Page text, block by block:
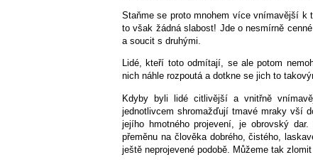
Staňme se proto mnohem více vnímavější
to však žádná slabost! Jde o nesmírně
a soucit s druhými.
Lidé, kteří toto odmítají, se ale potom
nich náhle rozpoutá a dotkne se jich to
Kdyby byli lidé citlivější a vnitřně
jednotlivcem shromažďují tmavé mraky vší
jejího hmotného projevení, je obrovský
přeměnu na člověka dobrého, čistého,
ještě neprojevené podobě. Můžeme tak